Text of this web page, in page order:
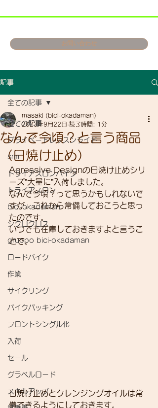
お問い合わせ
記事
全ての記事
プライベートレッスンライド
smr
トライアスロンバイク
トライアスロン
bici-okadaman
シクロクロス
gruppo bici-okadaman
ロードバイク
作業
サイクリング
バイクパッキング
フロントシングル化
入荷
セール
グラベルロード
スキルアップ
全ての記事
なんで今頃？と言う商品
（日焼け止め）
masaki (bici-okadaman)
2023年9月22日 読了時間: 1分
Agressive Designの日焼け止めシリ
ーズ”大量に”入荷しました。
なんで今頃？って思うかもしれないで
すが、これから常備しておこうと思っ
たのです。
いつでも在庫しておきますよと言うこ
とで。
日焼け止めとクレンジングオイルは常
備できるようにしておきます。